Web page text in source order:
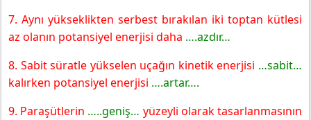
7. Aynı yükseklikten serbest bırakılan iki toptan kütlesi
az olanın potansiyel enerjisi daha ….azdır…
8. Sabit süratle yükselen uçağın kinetik enerjisi …sabit…
kalırken potansiyel enerjisi ….artar….
9. Paraşütlerin …..geniş… yüzeyli olarak tasarlanmasının